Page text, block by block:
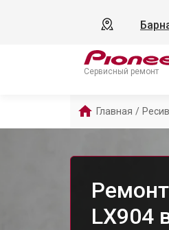
Сервисный ремонт
Главная /
LX904